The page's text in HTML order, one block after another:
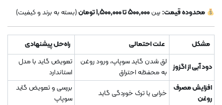
محدوده قیمت: بین500,000 تا 1,500,000 تومان (بسته به برند و کیفیت)
مشکل علت احتمالی راه‌حل پیشنهادی
دود آبی از اگزوز
لق شدن گاید سوپاپ، ورود روغن
به محفظه احتراق
تعویض گاید با مدل
استاندارد
افزایش مصرف
روغن
خرابی یا ترک خوردگی گاید
بررسی و تعویض گاید
سوپاپ